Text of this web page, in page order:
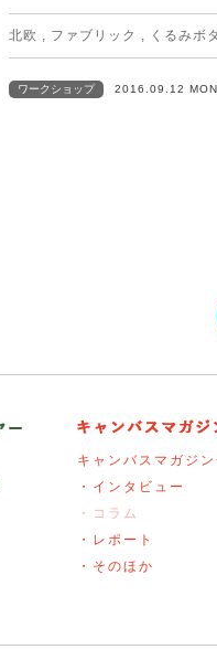
北欧 , ファブリック , くるみボ
ワークショップ 2016.09.12 MON
キャンバスマガジ
・インタビュー
・コラム
・レポート
・そのほか